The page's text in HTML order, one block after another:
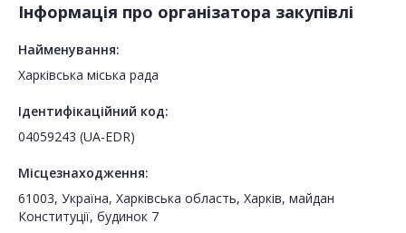
Інформація про організатора закупівлі
Найменування:
Харківська міська рада
Ідентифікаційний код:
04059243 (UA-EDR)
Місцезнаходження:
61003, Україна, Харківська область, Харків, майдан
Конституції, будинок 7